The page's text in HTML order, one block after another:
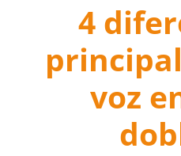
4
voz